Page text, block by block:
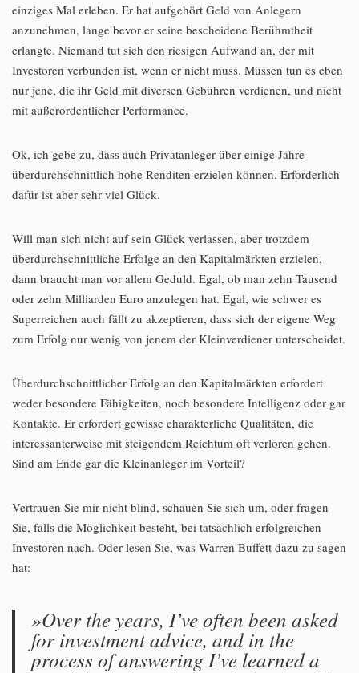
einziges Mal erleben. Er hat aufgehört Geld von Anlegern
anzunehmen, lange bevor er seine bescheidene Berühmtheit
erlangte. Niemand tut sich den riesigen Aufwand an, der mit
Investoren verbunden ist, wenn er nicht muss. Müssen tun es eben
nur jene, die ihr Geld mit diversen Gebühren verdienen, und nicht
mit außerordentlicher Performance.
Ok, ich gebe zu, dass auch Privatanleger über einige Jahre
überdurchschnittlich hohe Renditen erzielen können. Erforderlich
dafür ist aber sehr viel Glück.
Will man sich nicht auf sein Glück verlassen, aber trotzdem
überdurchschnittliche Erfolge an den Kapitalmärkten erzielen,
dann braucht man vor allem Geduld. Egal, ob man zehn Tausend
oder zehn Milliarden Euro anzulegen hat. Egal, wie schwer es
Superreichen auch fällt zu akzeptieren, dass sich der eigene Weg
zum Erfolg nur wenig von jenem der Kleinverdiener unterscheidet.
Überdurchschnittlicher Erfolg an den Kapitalmärkten erfordert
weder besondere Fähigkeiten, noch besondere Intelligenz oder gar
Kontakte. Er erfordert gewisse charakterliche Qualitäten, die
interessanterweise mit steigendem Reichtum oft verloren gehen.
Sind am Ende gar die Kleinanleger im Vorteil?
Vertrauen Sie mir nicht blind, schauen Sie sich um, oder fragen
Sie, falls die Möglichkeit besteht, bei tatsächlich erfolgreichen
Investoren nach. Oder lesen Sie, was Warren Buffett dazu zu sagen
hat:
»Over the years, I’ve often been asked
for investment advice, and in the
process of answering I’ve learned a